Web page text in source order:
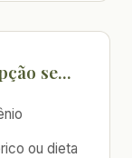
se...
ou dieta